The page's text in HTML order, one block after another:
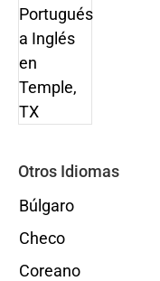
Otros Idiomas
Búlgaro
Checo
Coreano